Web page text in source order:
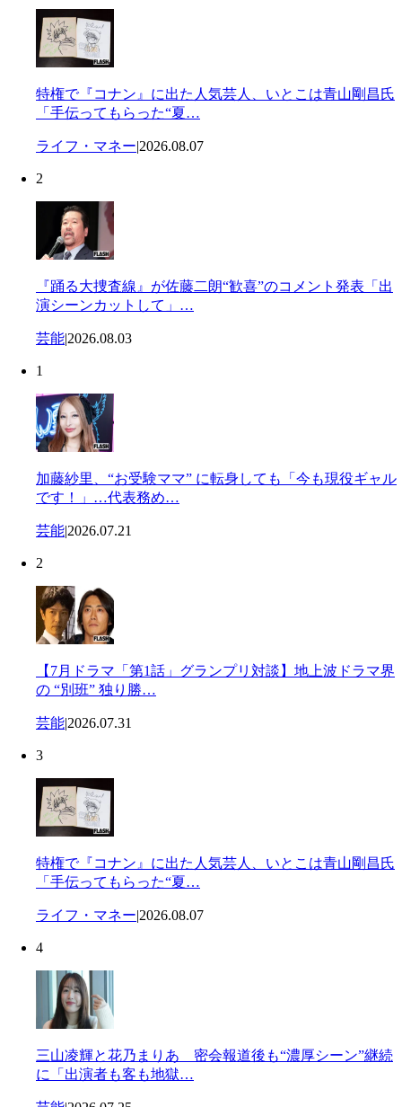
特権で『コナン』に出た人気芸人、いとこは青山剛昌氏
「手伝ってもらった“夏…
ライフ・マネー|2026.08.07
2
『踊る大捜査線』が佐藤二朗“歓喜”のコメント発表「出
演シーンカットして」…
芸能|2026.08.03
1
加藤紗里、“お受験ママ” に転身しても「今も現役ギャル
です！」…代表務め…
芸能|2026.07.21
2
【7月ドラマ「第1話」グランプリ対談】地上波ドラマ界
の “別班” 独り勝…
芸能|2026.07.31
3
特権で『コナン』に出た人気芸人、いとこは青山剛昌氏
「手伝ってもらった“夏…
ライフ・マネー|2026.08.07
4
三山凌輝と花乃まりあ 密会報道後も“濃厚シーン”継続
に「出演者も客も地獄…